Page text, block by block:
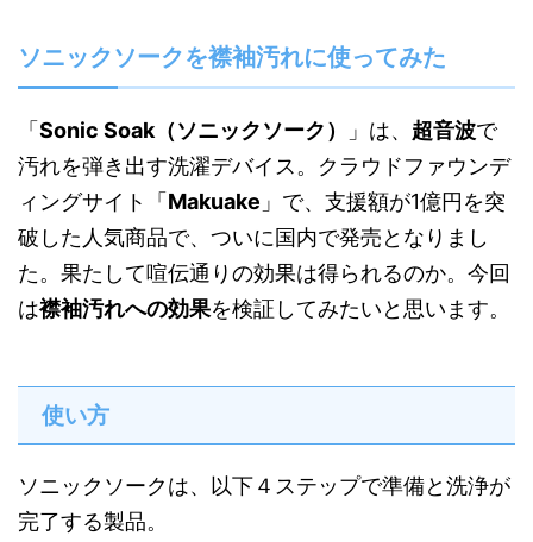
ソニックソークを襟袖汚れに使ってみた
「 Sonic Soak（ソニックソーク） 」は、 超音波で
汚れを弾き出す洗濯デバイス。クラウドファウンデ
ィングサイト「 Makuake 」で、支援額が1億円を突
破した人気商品で、ついに国内で発売となりまし
た。果たして喧伝通りの効果は得られるのか。今回
は襟袖汚れへの効果を検証してみたいと思います。
使い方
ソニックソークは、以下４ステップで準備と洗浄が
完了する製品。